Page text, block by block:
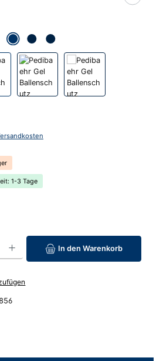
1-3 Tage
gewünschten Wert ein oder benutze die
In den Warenkorb